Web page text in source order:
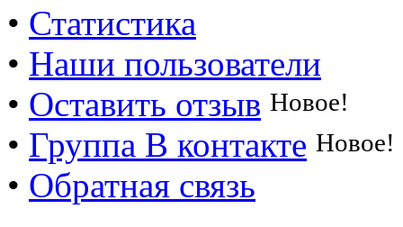
• Статистика
• Наши пользователи
• Оставить отзыв Новое!
• Группа В контакте Новое!
• Обратная связь